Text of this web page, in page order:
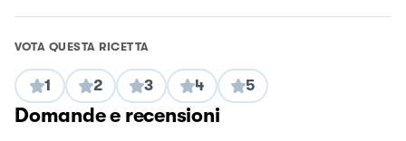
VOTA QUESTA RICETTA
1 2 3 4 5
Domande e recensioni